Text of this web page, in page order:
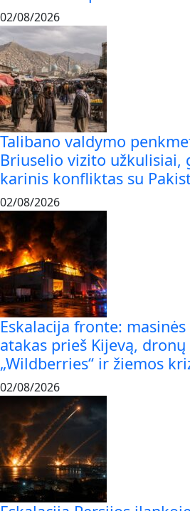
02/08/2026
Talibano valdymo
Briuselio vizito užkulisiai,
karinis konfliktas su
02/08/2026
Eskalacija fronte:
atakas prieš Kijevą,
„Wildberries“ ir žiemos
02/08/2026